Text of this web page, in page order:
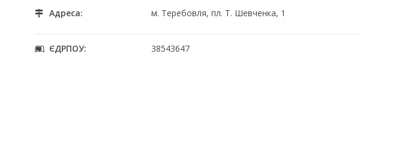
Адреса: м. Теребовля, пл. Т. Шевченка, 1
ЄДРПОУ: 38543647